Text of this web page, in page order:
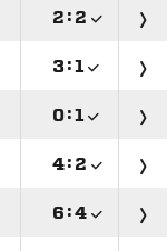
 : 
:
:
: 
 :